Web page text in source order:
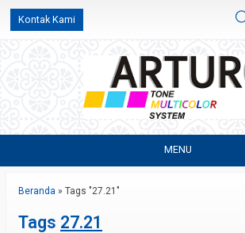
Kontak Kami
MENU
Beranda » Tags "27.21"
Tags 27.21